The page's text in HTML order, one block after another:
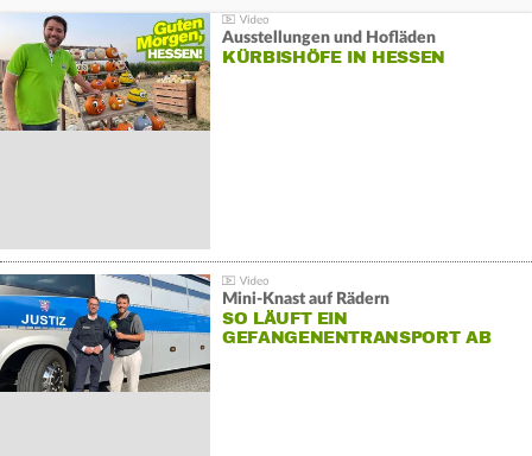
Ausstellungen und Hofläden
KÜRBISHÖFE IN HESSEN
Mini-Knast auf Rädern
SO LÄUFT EIN
GEFANGENENTRANSPORT AB